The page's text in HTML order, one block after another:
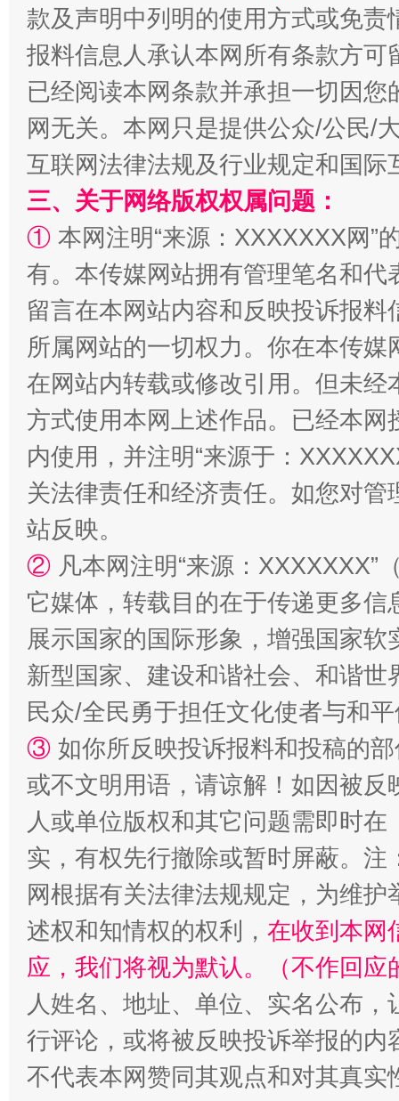
“刷贴”乱象丛生
生
揭批美国五大"原罪" "炒
解纷+调解+退费，一次搞定
站台名比不上好声名
款及声明中列明的使用方式或免责
报料信息人承认本网所有条款方
已经阅读本网条款并承担一切因
网无关。本网只是提供公众/公民/
互联网法律法规及行业规定和国
三、关于网络版权权属问题：
① 本网注明“来源：XXXXXXX网”
有。本传媒网站拥有管理笔名和
留言在本网站内容和反映投诉报
所属网站的一切权力。你在本传
在网站内转载或修改引用。但未
方式使用本网上述作品。已经本
内使用，并注明“来源于：
关法律责任和经济责任。如您对
站反映。
② 凡本网注明“来源：
它媒体，转载目的在于传递更多
展示国家的国际形象，增强国家
新型国家、建设和谐社会、和谐
民众/全民勇于担任文化使者与和
③ 如你所反映投诉报料和投稿的
或不文明用语，请谅解！如因被
人或单位版权和其它问题需即时在
实，有权先行撤除或暂时屏蔽。
网根据有关法律法规规定，为维
述权和知情权的权利， 在收到本网
应，我们将视为默认。（不作回应
人姓名、地址、单位、实名公布
行评论，或将被反映投诉举报的
不代表本网赞同其观点和对其真实